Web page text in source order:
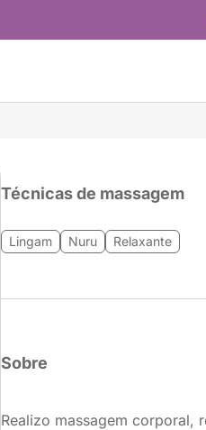
Técnicas de massagem
Lingam Nuru Relaxante
Sobre
Realizo massagem corporal,